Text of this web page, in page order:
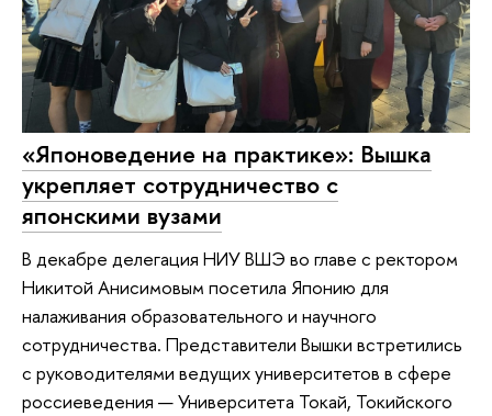
«Японоведение на практике»: Вышка
укрепляет сотрудничество с
японскими вузами
В декабре делегация НИУ ВШЭ во главе с ректором
Никитой Анисимовым посетила Японию для
налаживания образовательного и научного
сотрудничества. Представители Вышки встретились
с руководителями ведущих университетов в сфере
россиеведения — Университета Токай, Токийского